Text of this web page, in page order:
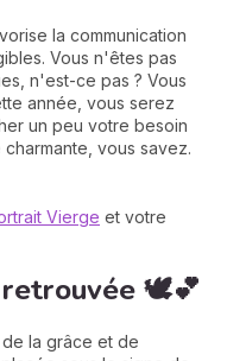
la communication
Vous n'êtes pas
n'est-ce pas ? Vous
année, vous serez
un peu votre besoin
vous savez.
Vierge et votre
retrouvée 🕊️💕
la grâce et de